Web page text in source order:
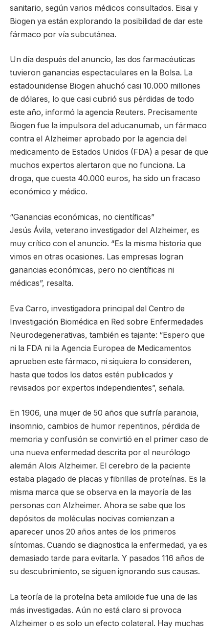
sanitario, según varios médicos consultados. Eisai y
Biogen ya están explorando la posibilidad de dar este
fármaco por vía subcutánea.
Un día después del anuncio, las dos farmacéuticas
tuvieron ganancias espectaculares en la Bolsa. La
estadounidense Biogen ahuchó casi 10.000 millones
de dólares, lo que casi cubrió sus pérdidas de todo
este año, informó la agencia Reuters. Precisamente
Biogen fue la impulsora del aducanumab, un fármaco
contra el Alzheimer aprobado por la agencia del
medicamento de Estados Unidos (FDA) a pesar de que
muchos expertos alertaron que no funciona. La
droga, que cuesta 40.000 euros, ha sido un fracaso
económico y médico.
“Ganancias económicas, no científicas”
Jesús Ávila, veterano investigador del Alzheimer, es
muy crítico con el anuncio. “Es la misma historia que
vimos en otras ocasiones. Las empresas logran
ganancias económicas, pero no científicas ni
médicas”, resalta.
Eva Carro, investigadora principal del Centro de
Investigación Biomédica en Red sobre Enfermedades
Neurodegenerativas, también es tajante: “Espero que
ni la FDA ni la Agencia Europea de Medicamentos
aprueben este fármaco, ni siquiera lo consideren,
hasta que todos los datos estén publicados y
revisados por expertos independientes”, señala.
En 1906, una mujer de 50 años que sufría paranoia,
insomnio, cambios de humor repentinos, pérdida de
memoria y confusión se convirtió en el primer caso de
una nueva enfermedad descrita por el neurólogo
alemán Alois Alzheimer. El cerebro de la paciente
estaba plagado de placas y fibrillas de proteínas. Es la
misma marca que se observa en la mayoría de las
personas con Alzheimer. Ahora se sabe que los
depósitos de moléculas nocivas comienzan a
aparecer unos 20 años antes de los primeros
síntomas. Cuando se diagnostica la enfermedad, ya es
demasiado tarde para evitarla. Y pasados 116 años de
su descubrimiento, se siguen ignorando sus causas.
La teoría de la proteína beta amiloide fue una de las
más investigadas. Aún no está claro si provoca
Alzheimer o es solo un efecto colateral. Hay muchas